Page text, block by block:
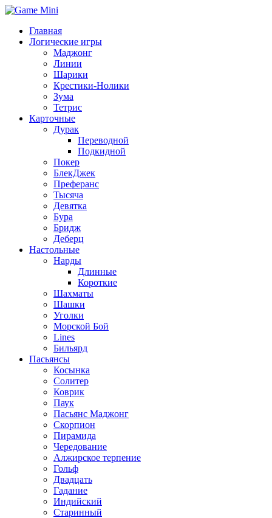
Главная
Логические игры
Маджонг
Линии
Шарики
Крестики-Нолики
Зума
Тетрис
Карточные
Дурак
Переводной
Подкидной
Покер
БлекДжек
Преферанс
Тысяча
Девятка
Бура
Бридж
Деберц
Настольные
Нарды
Длинные
Короткие
Шахматы
Шашки
Уголки
Морской Бой
Lines
Бильярд
Пасьянсы
Косынка
Солитер
Коврик
Паук
Пасьянс Маджонг
Скорпион
Пирамида
Чередование
Алжирское терпение
Гольф
Двадцать
Гадание
Индийский
Старинный